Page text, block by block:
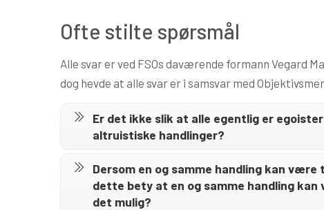
Ofte stilte spørsmål
Alle svar er ved FSOs daværende formann Vegard
dog hevde at alle svar er i samsvar med
Er det ikke slik at alle egentlig er
altruistiske handlinger?
Dersom en og samme handling kan
dette bety at en og samme handling
det mulig?